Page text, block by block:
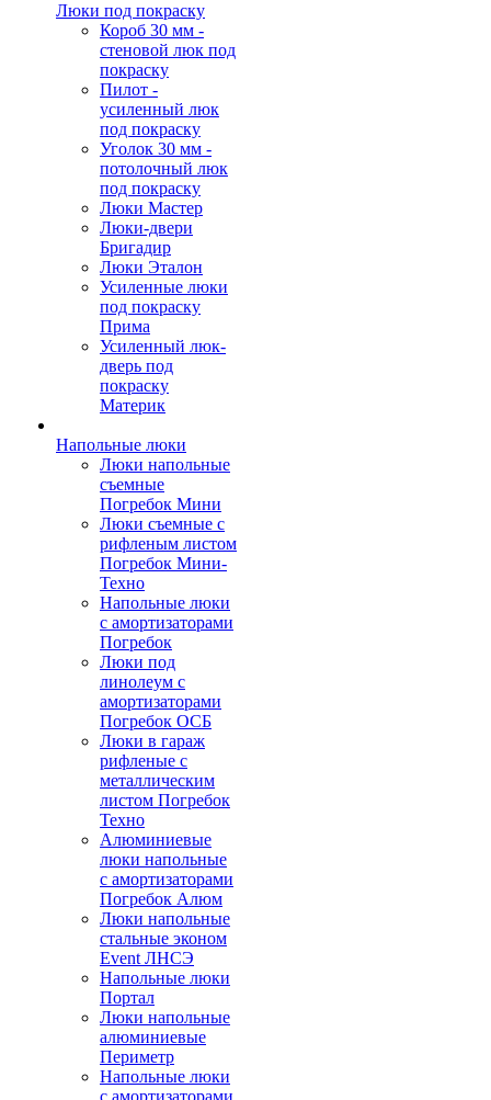
Люки под покраску
Короб 30 мм -
стеновой люк под
покраску
Пилот -
усиленный люк
под покраску
Уголок 30 мм -
потолочный люк
под покраску
Люки Мастер
Люки-двери
Бригадир
Люки Эталон
Усиленные люки
под покраску
Прима
Усиленный люк-
дверь под
покраску
Материк
Напольные люки
Люки напольные
съемные
Погребок Мини
Люки съемные с
рифленым листом
Погребок Мини-
Техно
Напольные люки
с амортизаторами
Погребок
Люки под
линолеум с
амортизаторами
Погребок ОСБ
Люки в гараж
рифленые с
металлическим
листом Погребок
Техно
Алюминиевые
люки напольные
с амортизаторами
Погребок Алюм
Люки напольные
стальные эконом
Event ЛНСЭ
Напольные люки
Портал
Люки напольные
алюминиевые
Периметр
Напольные люки
с амортизаторами